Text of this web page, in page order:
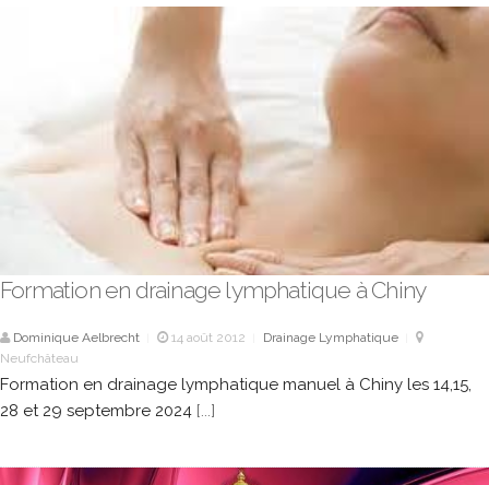
Formation en drainage lymphatique à Chiny
Dominique Aelbrecht 14 août 2012 Drainage Lymphatique
Neufchâteau
Formation en drainage lymphatique manuel à Chiny les 14,15,
28 et 29 septembre 2024 [...]